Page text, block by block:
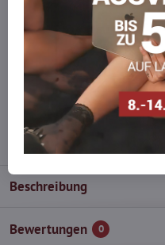
Möchten Sie
auf Lager haben?
Zögern Sie nicht, uns zu
wieder auf!
info​@everlady​.eu
Beschreibung
Bewertungen 0